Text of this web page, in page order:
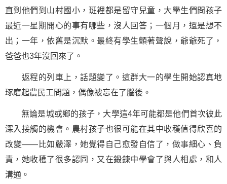
直到他們到山村國小，班裡都是留守兒童，大學生們問孩子
最近一星期開心的事有哪些，沒人回答；一個月，還是想不
出；一年，依舊是沉默。最終有學生顫著聲說，爺爺死了，
爸爸也3年沒回來了。
返程的列車上，話題變了。這群大一的學生開始認真地
琢磨起農民工問題，偶像被忘在了腦後。
無論是城或鄉的孩子，大學這4年可能都是他們首次彼此
深入接觸的機會。農村孩子也很可能在其中收穫值得欣喜的
改變——比如嚴澤，她覺得自己愈發自信了，做事細心、負
責，她收穫了很多認同，又在鍛鍊中學會了與人相處，和人
溝通。